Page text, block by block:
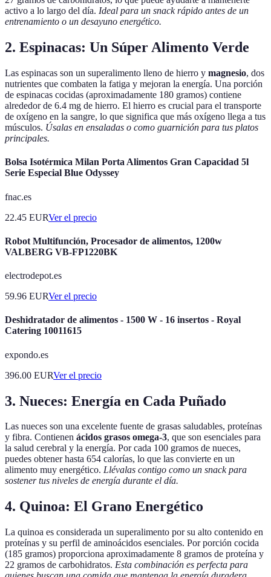
activo a lo largo del día. Ideal para un snack rápido antes de un
entrenamiento o un desayuno energético.
2. Espinacas: Un Súper Alimento Verde
Las espinacas son un superalimento lleno de hierro y magnesio, dos
nutrientes que combaten la fatiga y mejoran la energía. Una porción
de espinacas cocidas (aproximadamente 180 gramos) contiene
alrededor de 6.4 mg de hierro. El hierro es crucial para el transporte
de oxígeno en la sangre, lo que significa que más oxígeno llega a tus
músculos. Úsalas en ensaladas o como guarnición para tus platos
principales.
Bolsa Isotérmica Milan Porta Alimentos Gran Capacidad 5l
Serie Especial Blue Odyssey
fnac.es
22.45 EURVer el precio
Robot Multifunción, Procesador de alimentos, 1200w
VALBERG VB-FP1220BK
electrodepot.es
59.96 EURVer el precio
Deshidratador de alimentos - 1500 W - 16 insertos - Royal
Catering 10011615
expondo.es
396.00 EURVer el precio
3. Nueces: Energía en Cada Puñado
Las nueces son una excelente fuente de grasas saludables, proteínas
y fibra. Contienen ácidos grasos omega-3, que son esenciales para
la salud cerebral y la energía. Por cada 100 gramos de nueces,
puedes obtener hasta 654 calorías, lo que las convierte en un
alimento muy energético. Llévalas contigo como un snack para
sostener tus niveles de energía durante el día.
4. Quinoa: El Grano Energético
La quinoa es considerada un superalimento por su alto contenido en
proteínas y su perfil de aminoácidos esenciales. Por porción cocida
(185 gramos) proporciona aproximadamente 8 gramos de proteína y
22 gramos de carbohidratos. Esta combinación es perfecta para